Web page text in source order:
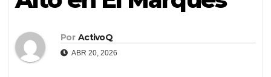
Por ActivoQ
ABR 20, 2026